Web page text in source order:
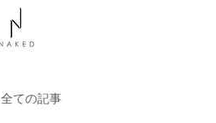
全ての記事